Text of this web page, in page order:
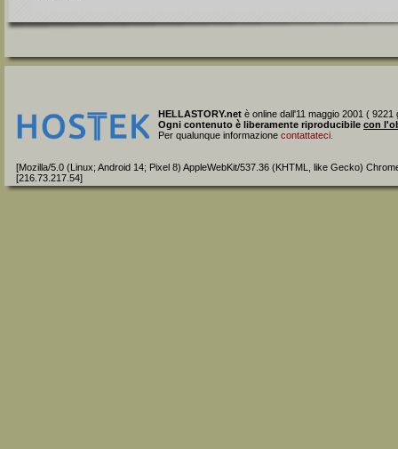
HELLASTORY.net è online dall'11 maggio 2001 ( 9221
Ogni contenuto è liberamente riproducibile con
Per qualunque informazione contattateci.
[Mozilla/5.0 (Linux; Android 14; Pixel 8) AppleWebKit/537.36 (KHTML, like Gecko)
[216.73.217.54]